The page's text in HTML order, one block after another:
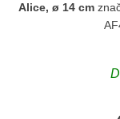
Alice, ø 14 cm